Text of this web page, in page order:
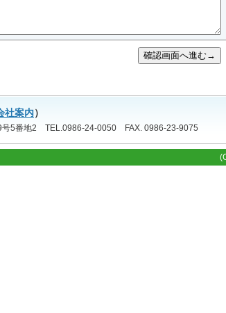
社案内）
5番地2 TEL.0986-24-0050 FAX. 0986-23-9075